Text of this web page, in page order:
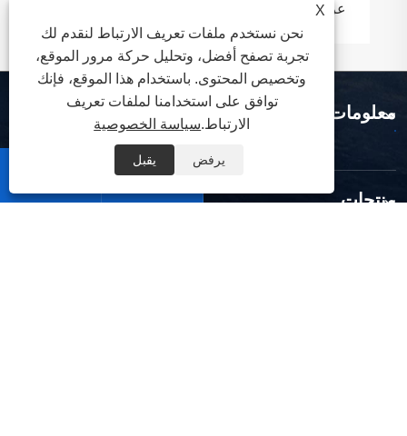
عرض المزيد >>
معلومات عنا
منتجات

X
نحن نستخدم ملفات تعريف الارتباط لنقدم لك
تجربة تصفح أفضل، وتحليل حركة مرور الموقع،
وتخصيص المحتوى. باستخدام هذا الموقع، فإنك
توافق على استخدامنا لملفات تعريف
الارتباط.سياسة الخصوصية
يرفض يقبل